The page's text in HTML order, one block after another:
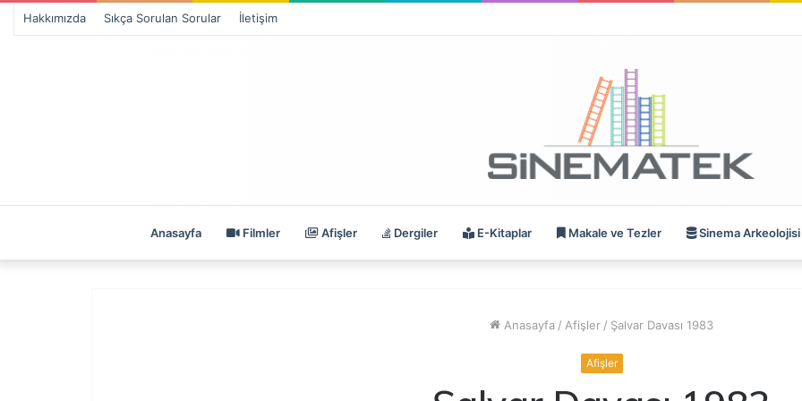
Hakkımızda Sıkça Sorulan Sorular İletişim
Anasayfa Filmler Afişler Dergiler E-Kitaplar Makale ve Tezler Sinema Arkeolojisi
Anasayfa / Afişler / Şalvar Davası 1983
Afişler